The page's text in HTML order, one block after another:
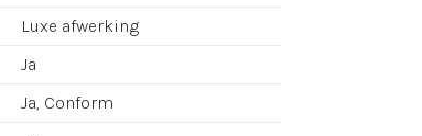
Luxe afwerking
Ja
Ja, Conform